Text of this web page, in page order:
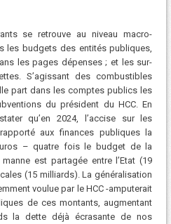
se retrouve au niveau macro-
les budgets des entités publiques,
les pages dépenses ; et les sur-
S’agissant des combustibles
part dans les comptes publics les
du président du HCC. En
qu’en 2024, l’accise sur les
aux finances publiques la
– quatre fois le budget de la
est partagée entre l’Etat (19
(15 milliards). La généralisation
voulue par le HCC -amputerait
de ces montants, augmentant
la dette déjà écrasante de nos